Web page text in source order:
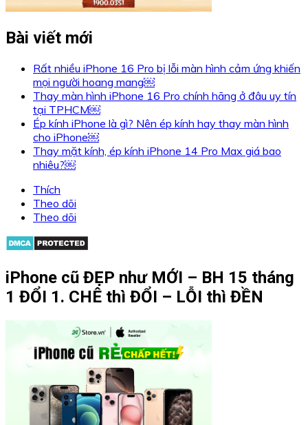
Bài viết mới
Rất nhiều iPhone 16 Pro bị lỗi màn hình cảm ứng khiến
mọi người hoang mang￼
Thay màn hình iPhone 16 Pro chính hãng ở đâu uy tín
tại TPHCM￼
Ép kính iPhone là gì? Nên ép kính hay thay màn hình
cho iPhone￼
Thay mặt kính, ép kính iPhone 14 Pro Max giá bao
nhiêu?￼
Thích
Theo dõi
Theo dõi
iPhone cũ ĐẸP như MỚI – BH 15 tháng
1 ĐỔI 1. CHÊ thì ĐỔI – LỖI thì ĐỀN